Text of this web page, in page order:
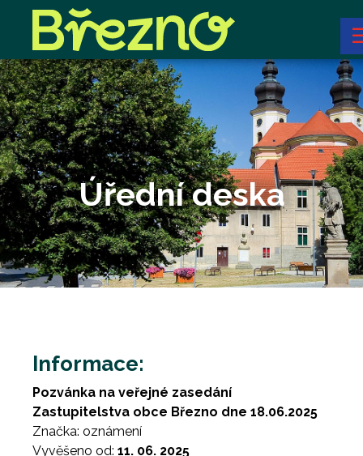
Úřední deska
Informace:
Pozvánka na veřejné zasedání
Zastupitelstva obce Březno dne 18.06.2025
Značka: oznámení
Vyvěšeno od: 11. 06. 2025